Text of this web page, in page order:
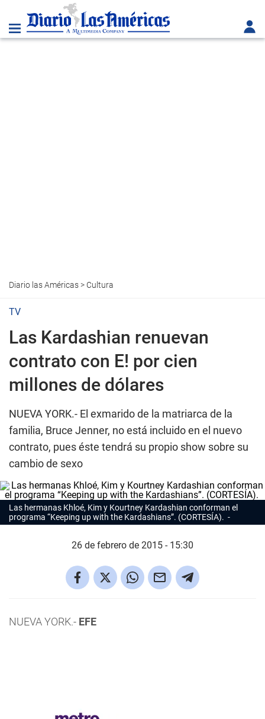
Diario las Américas> Cultura
TV
Las Kardashian renuevan
contrato con E! por cien
millones de dólares
NUEVA YORK.- El exmarido de la matriarca de la
familia, Bruce Jenner, no está incluido en el nuevo
contrato, pues éste tendrá su propio show sobre su
cambio de sexo
Las hermanas Khloé, Kim y Kourtney Kardashian conforman el
programa “Keeping up with the Kardashians”. (CORTESÍA).
26 de febrero de 2015 - 15:30
NUEVA YORK.- EFE